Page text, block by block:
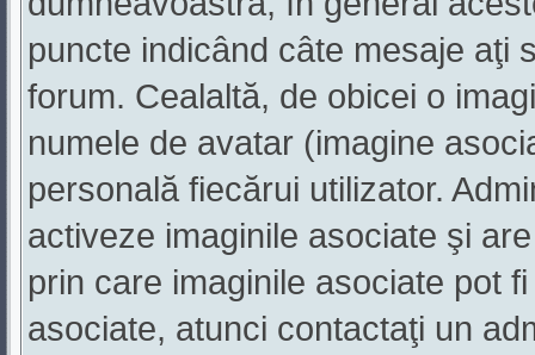
puncte indicând câte mesaje aţi
forum. Cealaltă, de obicei o
numele de avatar (imagine
personală fiecărui utilizator.
activeze imaginile asociate şi
prin care imaginile asociate pot
asociate, atunci contactaţi un